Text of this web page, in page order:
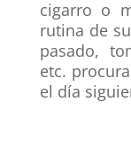
cigarro o
rutina de
pasado,
etc.
el día